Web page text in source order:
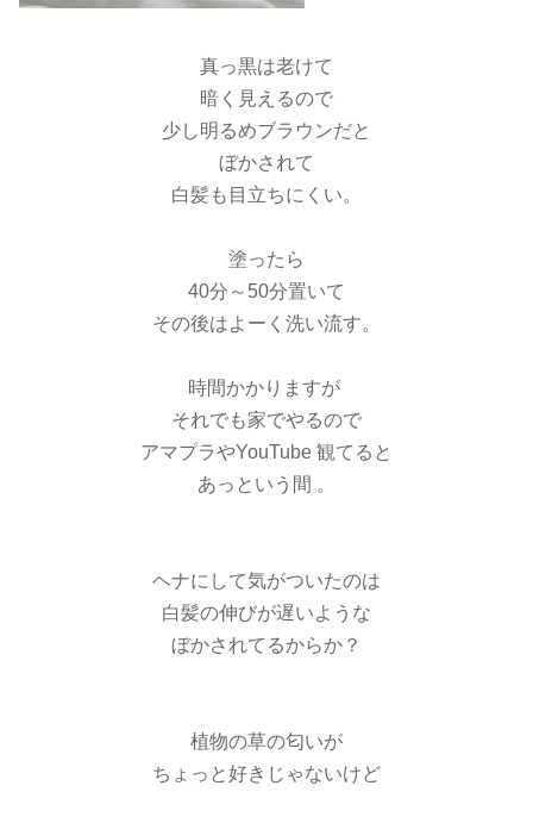
真っ黒は老けて
暗く見えるので
少し明るめブラウンだと
ぼかされて
白髪も目立ちにくい。
塗ったら
40分～50分置いて
その後はよーく洗い流す。
時間かかりますが
それでも家でやるので
アマプラやYouTube 観てると
あっという間 。
ヘナにして気がついたのは
白髪の伸びが遅いような
ぼかされてるからか？
植物の草の匂いが
ちょっと好きじゃないけど